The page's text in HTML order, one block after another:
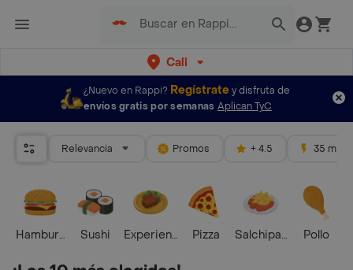
Cali
¿Nuevo en Rappi? Regístratey disfruta de
envíos gratis por semanas Aplican TyC
Relevancia Promos + 4.5 35 mins
HamburguesaSushi Experiencias Foodies
Pizza Salchipapas Pollo